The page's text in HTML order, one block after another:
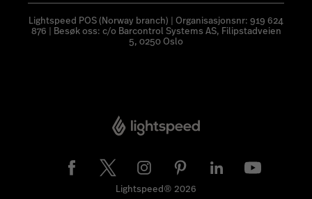
Lightspeed POS (Norway branch) | Organisasjonsnr: 919 624
876 | Besøk oss: c/o Barcontrol Systems AS, Filipstadveien
5, 0250 Oslo
Lightspeed® 2026